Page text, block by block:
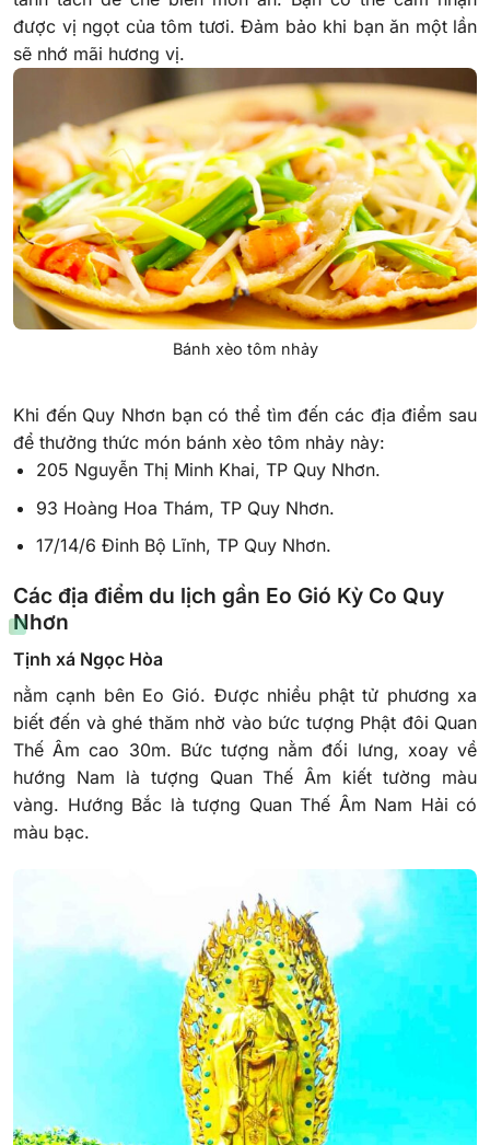
được vị ngọt của tôm tươi. Đảm bảo khi bạn ăn một lần
sẽ nhớ mãi hương vị.
Bánh xèo tôm nhảy
Khi đến Quy Nhơn bạn có thể tìm đến các địa điểm sau
để thưởng thức món bánh xèo tôm nhảy này:
205 Nguyễn Thị Minh Khai, TP Quy Nhơn.
93 Hoàng Hoa Thám, TP Quy Nhơn.
17/14/6 Đinh Bộ Lĩnh, TP Quy Nhơn.
Các địa điểm du lịch gần Eo Gió Kỳ Co Quy
Nhơn
Tịnh xá Ngọc Hòa
nằm cạnh bên Eo Gió. Được nhiều phật tử phương xa
biết đến và ghé thăm nhờ vào bức tượng Phật đôi Quan
Thế Âm cao 30m. Bức tượng nằm đối lưng, xoay về
hướng Nam là tượng Quan Thế Âm kiết tường màu
vàng. Hướng Bắc là tượng Quan Thế Âm Nam Hải có
màu bạc.